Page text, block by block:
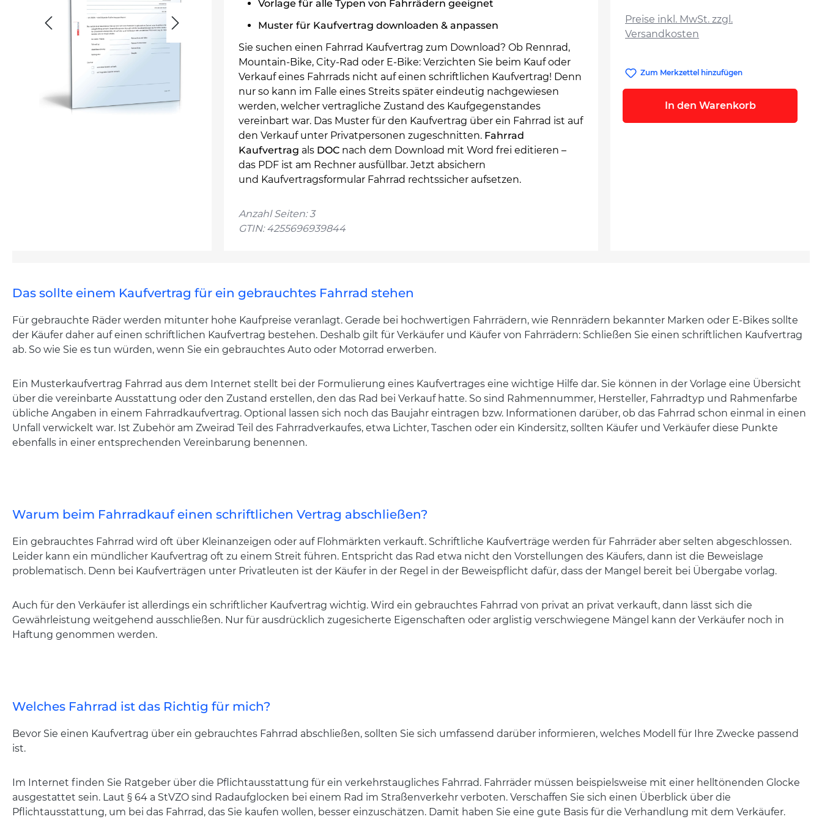
Vorlage für alle Typen von Fahrrädern geeignet
Muster für Kaufvertrag downloaden & anpassen
Sie suchen einen Fahrrad Kaufvertrag zum Download? Ob Rennrad,
Mountain-Bike, City-Rad oder E-Bike: Verzichten Sie beim Kauf oder
Verkauf eines Fahrrads nicht auf einen schriftlichen Kaufvertrag! Denn
nur so kann im Falle eines Streits später eindeutig nachgewiesen
werden, welcher vertragliche Zustand des Kaufgegenstandes
vereinbart war. Das Muster für den Kaufvertrag über ein Fahrrad ist auf
den Verkauf unter Privatpersonen zugeschnitten. Fahrrad
Kaufvertrag als DOC nach dem Download mit Word frei editieren –
das PDF ist am Rechner ausfüllbar. Jetzt absichern
und Kaufvertragsformular Fahrrad rechtssicher aufsetzen.
Anzahl Seiten: 3
GTIN: 4255696939844
Preise inkl. MwSt. zzgl.
Versandkosten
Zum Merkzettel hinzufügen
In den Warenkorb
Das sollte einem Kaufvertrag für ein gebrauchtes Fahrrad stehen
Für gebrauchte Räder werden mitunter hohe Kaufpreise veranlagt. Gerade bei hochwertigen Fahrrädern, wie Rennrädern bekannter Marken oder E-Bikes sollte
der Käufer daher auf einen schriftlichen Kaufvertrag bestehen. Deshalb gilt für Verkäufer und Käufer von Fahrrädern: Schließen Sie einen schriftlichen Kaufvertrag
ab. So wie Sie es tun würden, wenn Sie ein gebrauchtes Auto oder Motorrad erwerben.
Ein Musterkaufvertrag Fahrrad aus dem Internet stellt bei der Formulierung eines Kaufvertrages eine wichtige Hilfe dar. Sie können in der Vorlage eine Übersicht
über die vereinbarte Ausstattung oder den Zustand erstellen, den das Rad bei Verkauf hatte. So sind Rahmennummer, Hersteller, Fahrradtyp und Rahmenfarbe
übliche Angaben in einem Fahrradkaufvertrag. Optional lassen sich noch das Baujahr eintragen bzw. Informationen darüber, ob das Fahrrad schon einmal in einen
Unfall verwickelt war. Ist Zubehör am Zweirad Teil des Fahrradverkaufes, etwa Lichter, Taschen oder ein Kindersitz, sollten Käufer und Verkäufer diese Punkte
ebenfalls in einer entsprechenden Vereinbarung benennen.
Warum beim Fahrradkauf einen schriftlichen Vertrag abschließen?
Ein gebrauchtes Fahrrad wird oft über Kleinanzeigen oder auf Flohmärkten verkauft. Schriftliche Kaufverträge werden für Fahrräder aber selten abgeschlossen.
Leider kann ein mündlicher Kaufvertrag oft zu einem Streit führen. Entspricht das Rad etwa nicht den Vorstellungen des Käufers, dann ist die Beweislage
problematisch. Denn bei Kaufverträgen unter Privatleuten ist der Käufer in der Regel in der Beweispflicht dafür, dass der Mangel bereit bei Übergabe vorlag.
Auch für den Verkäufer ist allerdings ein schriftlicher Kaufvertrag wichtig. Wird ein gebrauchtes Fahrrad von privat an privat verkauft, dann lässt sich die
Gewährleistung weitgehend ausschließen. Nur für ausdrücklich zugesicherte Eigenschaften oder arglistig verschwiegene Mängel kann der Verkäufer noch in
Haftung genommen werden.
Welches Fahrrad ist das Richtig für mich?
Bevor Sie einen Kaufvertrag über ein gebrauchtes Fahrrad abschließen, sollten Sie sich umfassend darüber informieren, welches Modell für Ihre Zwecke passend
ist.
Im Internet finden Sie Ratgeber über die Pflichtausstattung für ein verkehrstaugliches Fahrrad. Fahrräder müssen beispielsweise mit einer helltönenden Glocke
ausgestattet sein. Laut § 64 a StVZO sind Radaufglocken bei einem Rad im Straßenverkehr verboten. Verschaffen Sie sich einen Überblick über die
Pflichtausstattung, um bei das Fahrrad, das Sie kaufen wollen, besser einzuschätzen. Damit haben Sie eine gute Basis für die Verhandlung mit dem Verkäufer.